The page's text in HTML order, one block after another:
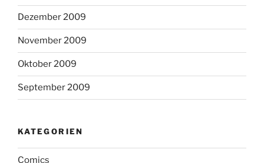
Dezember 2009
November 2009
Oktober 2009
September 2009
KATEGORIEN
Comics